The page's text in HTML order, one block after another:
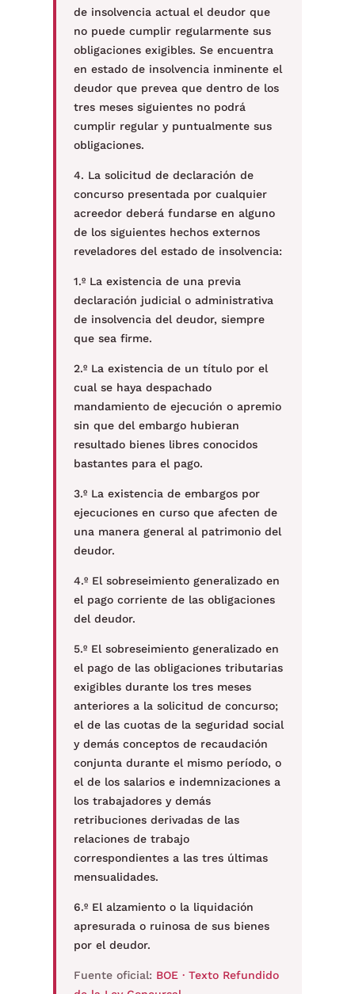
de insolvencia actual el deudor que
no puede cumplir regularmente sus
obligaciones exigibles. Se encuentra
en estado de insolvencia inminente el
deudor que prevea que dentro de los
tres meses siguientes no podrá
cumplir regular y puntualmente sus
obligaciones.
4. La solicitud de declaración de
concurso presentada por cualquier
acreedor deberá fundarse en alguno
de los siguientes hechos externos
reveladores del estado de insolvencia:
1.º La existencia de una previa
declaración judicial o administrativa
de insolvencia del deudor, siempre
que sea firme.
2.º La existencia de un título por el
cual se haya despachado
mandamiento de ejecución o apremio
sin que del embargo hubieran
resultado bienes libres conocidos
bastantes para el pago.
3.º La existencia de embargos por
ejecuciones en curso que afecten de
una manera general al patrimonio del
deudor.
4.º El sobreseimiento generalizado en
el pago corriente de las obligaciones
del deudor.
5.º El sobreseimiento generalizado en
el pago de las obligaciones tributarias
exigibles durante los tres meses
anteriores a la solicitud de concurso;
el de las cuotas de la seguridad social
y demás conceptos de recaudación
conjunta durante el mismo período, o
el de los salarios e indemnizaciones a
los trabajadores y demás
retribuciones derivadas de las
relaciones de trabajo
correspondientes a las tres últimas
mensualidades.
6.º El alzamiento o la liquidación
apresurada o ruinosa de sus bienes
por el deudor.
Fuente oficial: BOE · Texto Refundido